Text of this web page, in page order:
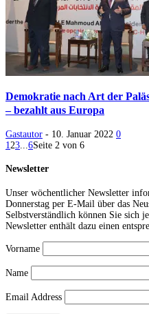
Demokratie nach Art der
– bezahlt aus Europa
Gastautor - 10. Januar 2022 0
1 23 6Seite 2 von 6
Newsletter
Unser wöchentlicher Newsletter
Donnerstag per E-Mail über das
Selbstverständlich können Sie sich
Newsletter enthält dazu einen
Vorname
Name
Email Address